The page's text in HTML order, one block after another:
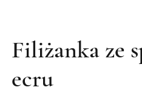
Filiżanka ze
ecru